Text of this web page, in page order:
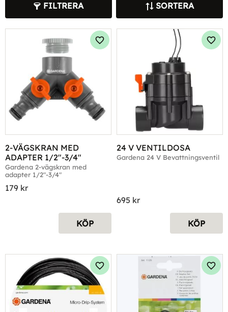
FILTRERA SORTERA
2-VÄGSKRAN MED
ADAPTER 1/2"-3/4"
Gardena 2-vägskran med
adapter 1/2"-3/4"
179 kr
Lägg till i favoriter
KÖP
24 V VENTILDOSA
Gardena 24 V Bevattningsventil
695 kr
KÖP
Lägg till i favoriter